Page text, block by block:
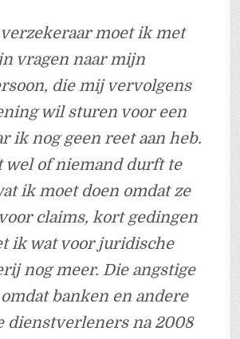
verzekeraar moet ik met
vragen naar mijn
die mij vervolgens
wil sturen voor een
ik nog geen reet aan heb.
wel of niemand durft te
ik moet doen omdat ze
claims, kort gedingen
ik wat voor juridische
nog meer. Die angstige
banken en andere
dienstverleners na 2008